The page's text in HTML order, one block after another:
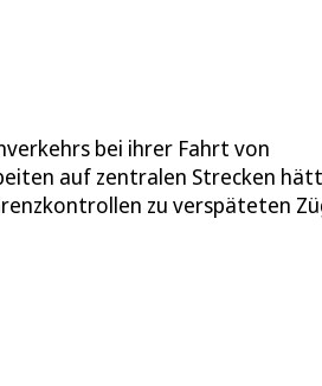
bei ihrer Fahrt von
auf zentralen Strecken
zu verspäteten